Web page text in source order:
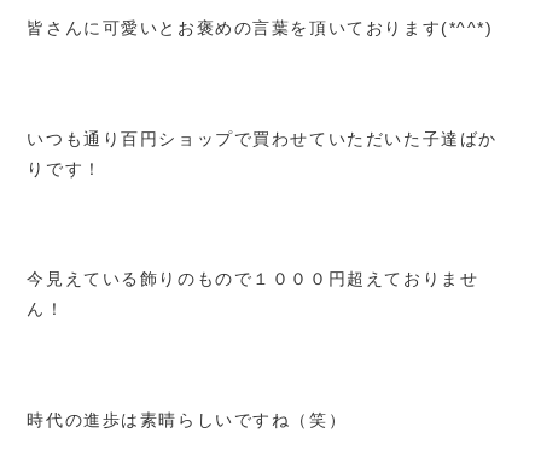
皆さんに可愛いとお褒めの言葉を頂いております(*^^*)
いつも通り百円ショップで買わせていただいた子達ばか
りです！
今見えている飾りのもので１０００円超えておりませ
ん！
時代の進歩は素晴らしいですね（笑）